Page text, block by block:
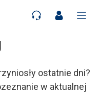
ostatnie dni?
w aktualnej